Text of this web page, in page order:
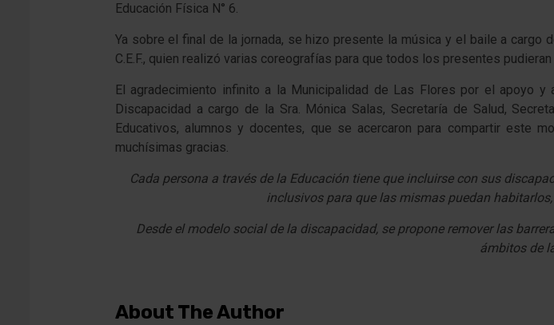
Educación Física N° 6.
Ya sobre el final de la jornada, se hizo presente la música y el baile a cargo
C.E.F., quien realizó varias coreografías para que todos los presentes
El agradecimiento infinito a la Municipalidad de Las Flores por el apoyo
Discapacidad a cargo de la Sra. Mónica Salas, Secretaría de Salud,
Educativos, alumnos y docentes, que se acercaron para compartir este
muchísimas gracias.
Cada persona a través de la Educación tiene que incluirse con sus
inclusivos para que las mismas puedan
Desde el modelo social de la discapacidad, se propone remover las
ámbitos de
About The Author